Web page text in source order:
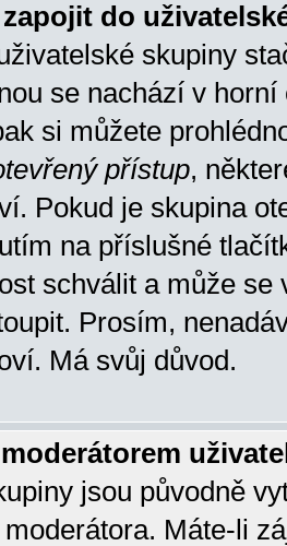
do
skupiny
se nachází v horní
si můžete
přístup,
Pokud je skupina
na příslušné
schválit a může se
Prosím,
Má svůj důvod.
jsou původně
Máte-li